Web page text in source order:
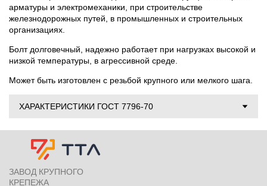
арматуры и электромеханики, при строительстве
железнодорожных путей, в промышленных и строительных
организациях.
Болт долговечный, надежно работает при нагрузках высокой и
низкой температуры, в агрессивной среде.
Может быть изготовлен с резьбой крупного или мелкого шага.
ХАРАКТЕРИСТИКИ ГОСТ 7796-70
ЗАВОД КРУПНОГО
КРЕПЕЖА